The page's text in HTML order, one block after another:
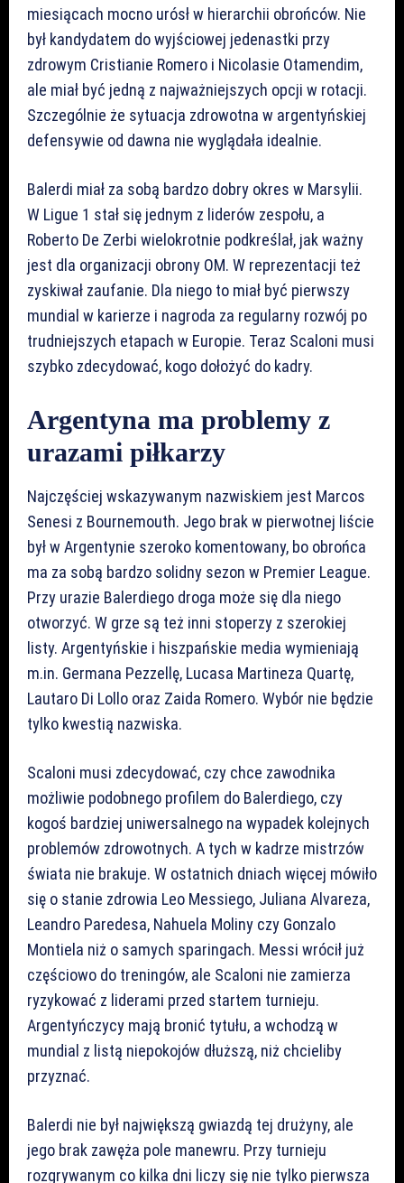
miesiącach mocno urósł w hierarchii obrońców. Nie
był kandydatem do wyjściowej jedenastki przy
zdrowym Cristianie Romero i Nicolasie Otamendim,
ale miał być jedną z najważniejszych opcji w rotacji.
Szczególnie że sytuacja zdrowotna w argentyńskiej
defensywie od dawna nie wyglądała idealnie.
Balerdi miał za sobą bardzo dobry okres w Marsylii.
W Ligue 1 stał się jednym z liderów zespołu, a
Roberto De Zerbi wielokrotnie podkreślał, jak ważny
jest dla organizacji obrony OM. W reprezentacji też
zyskiwał zaufanie. Dla niego to miał być pierwszy
mundial w karierze i nagroda za regularny rozwój po
trudniejszych etapach w Europie. Teraz Scaloni musi
szybko zdecydować, kogo dołożyć do kadry.
Argentyna ma problemy z
urazami piłkarzy
Najczęściej wskazywanym nazwiskiem jest Marcos
Senesi z Bournemouth. Jego brak w pierwotnej liście
był w Argentynie szeroko komentowany, bo obrońca
ma za sobą bardzo solidny sezon w Premier League.
Przy urazie Balerdiego droga może się dla niego
otworzyć. W grze są też inni stoperzy z szerokiej
listy. Argentyńskie i hiszpańskie media wymieniają
m.in. Germana Pezzellę, Lucasa Martineza Quartę,
Lautaro Di Lollo oraz Zaida Romero. Wybór nie będzie
tylko kwestią nazwiska.
Scaloni musi zdecydować, czy chce zawodnika
możliwie podobnego profilem do Balerdiego, czy
kogoś bardziej uniwersalnego na wypadek kolejnych
problemów zdrowotnych. A tych w kadrze mistrzów
świata nie brakuje. W ostatnich dniach więcej mówiło
się o stanie zdrowia Leo Messiego, Juliana Alvareza,
Leandro Paredesa, Nahuela Moliny czy Gonzalo
Montiela niż o samych sparingach. Messi wrócił już
częściowo do treningów, ale Scaloni nie zamierza
ryzykować z liderami przed startem turnieju.
Argentyńczycy mają bronić tytułu, a wchodzą w
mundial z listą niepokojów dłuższą, niż chcieliby
przyznać.
Balerdi nie był największą gwiazdą tej drużyny, ale
jego brak zawęża pole manewru. Przy turnieju
rozgrywanym co kilka dni liczy się nie tylko pierwsza